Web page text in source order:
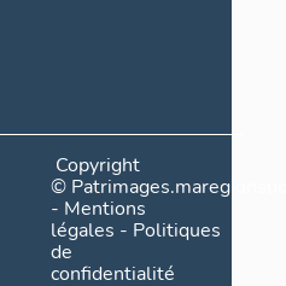
Copyright
©
- Mentions
légales - Politiques
de
confidentialité